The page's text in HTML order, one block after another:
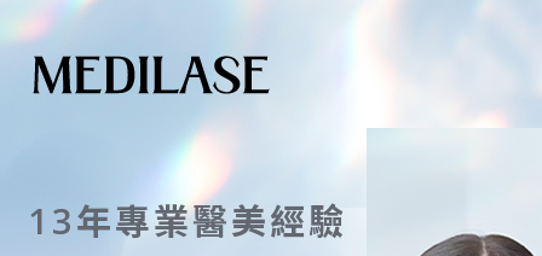
1 3年專業醫美經驗